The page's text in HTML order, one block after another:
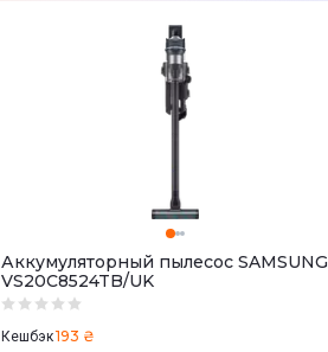
Аккумуляторный пылесос SAMSUNG
VS20C8524TB/UK
Кешбэк193 ₴